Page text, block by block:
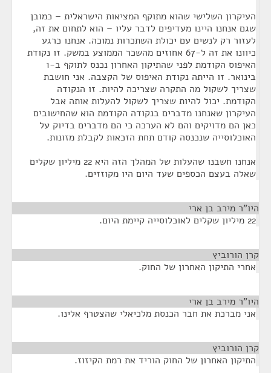
העיקרון השלישי שהוא מתוקף המציאות הישראלית – כמובן
שגם אנחנו היינו מעדיפים לדבר עליו – הוא לתחום את זה,
לעזור רק לנשים עם יכולת השתכרות נמוכה. אנחנו כרגע
כיוונו את זה ל-67 אחוזים מהשכר הממוצע במשק. זו נקודת
האיפוס הקודמת לפני שהתיקון האחרון נכנס לתוקף ב-1
בינואר. זו הייתה נקודת האיפוס של הקצבה. אני חושבת
שצריך לשקול מה התקרה שצריכה להיות. זו הנקודה
הקודמת. יכול להיות שצריך לשקול להעלות אותה אבל
העיקרון שאנחנו מדברים בנקודה הקודמת הוא שהחישובים
כאן הם מדויקים והם לא הערכה כי הם מדברים בדיוק על
האוכלוסייה שנכנסה קודם תחת הזכאות לקבלת מזונות.
אנחנו חשבנו שהעלות של המהלך הזה היא 22 מיליון שקלים
שאלה בעצם הכספים שעד היום היו מקוזזים.
היו"ר מירב בן ארי
22 מיליון שקלים לאוכלוסייה קיימת היום.
קרן הורוביץ
אחרי התיקון האחרון של החוק.
היו"ר מירב בן ארי
אני מברכת את חבר הכנסת מלכיאלי שהצטרף אלינו.
קרן הורוביץ
התיקון האחרון של החוק הוריד את רמת הקיזוז.